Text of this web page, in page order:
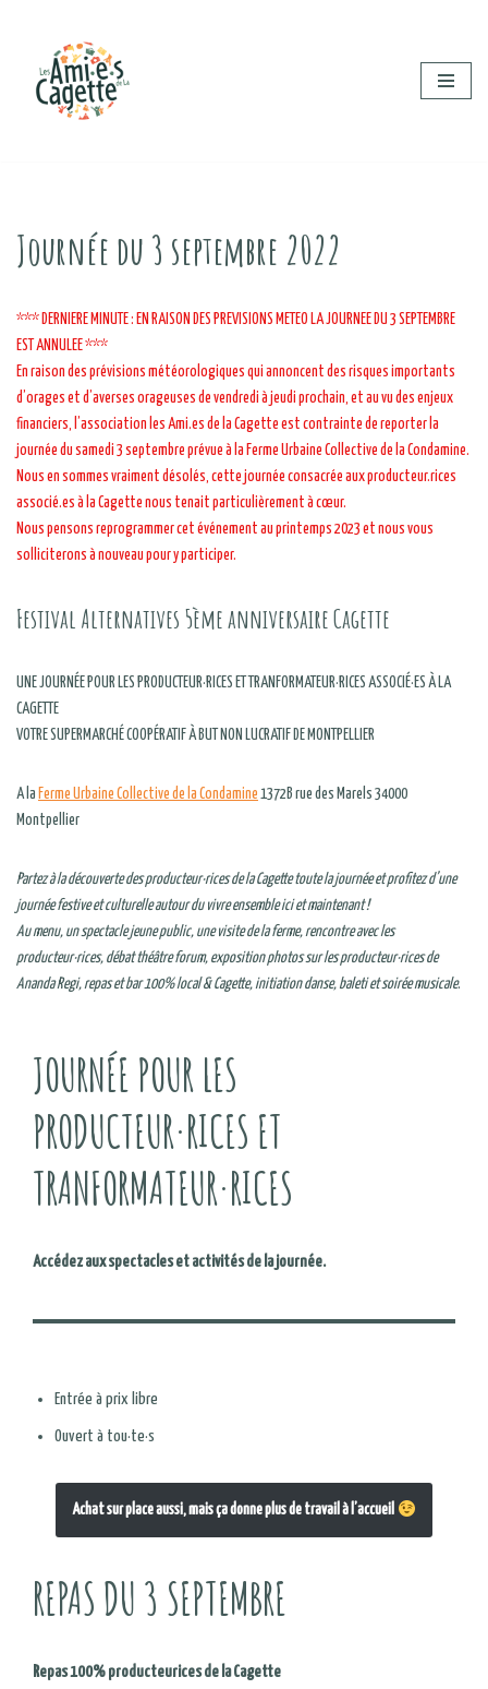
contenu
Journée du 3 septembre 2022
*** DERNIERE MINUTE : EN RAISON DES PREVISIONS METEO LA JOURNEE DU 3 SEPTEMBRE
EST ANNULEE ***
En raison des prévisions météorologiques qui annoncent des risques importants
d’orages et d’averses orageuses de vendredi à jeudi prochain, et au vu des enjeux
financiers, l’association les Ami.es de la Cagette est contrainte de reporter la
journée du samedi 3 septembre prévue à la Ferme Urbaine Collective de la Condamine.
Nous en sommes vraiment désolés, cette journée consacrée aux producteur.rices
associé.es à la Cagette nous tenait particulièrement à cœur.
Nous pensons reprogrammer cet événement au printemps 2023 et nous vous
solliciterons à nouveau pour y participer.
Festival Alternatives 5ème anniversaire Cagette
UNE JOURNÉE POUR LES PRODUCTEUR·RICES ET TRANFORMATEUR·RICES ASSOCIÉ·ES À LA
CAGETTE
VOTRE SUPERMARCHÉ COOPÉRATIF À BUT NON LUCRATIF DE MONTPELLIER
A la Ferme Urbaine Collective de la Condamine 1372B rue des Marels 34000
Montpellier
Partez à la découverte des producteur·rices de la Cagette toute la journée et profitez d’une
journée festive et culturelle autour du vivre ensemble ici et maintenant !
Au menu, un spectacle jeune public, une visite de la ferme, rencontre avec les
producteur·rices, débat théâtre forum, exposition photos sur les producteur·rices de
Ananda Regi, repas et bar 100% local & Cagette, initiation danse, baleti et soirée musicale.
JOURNÉE POUR LES
PRODUCTEUR·RICES ET
TRANFORMATEUR·RICES
Accédez aux spectacles et activités de la journée.
Entrée à prix libre
Ouvert à tou·te·s
Achat sur place aussi, mais ça donne plus de travail à l’accueil
REPAS DU 3 SEPTEMBRE
Repas 100% producteurices de la Cagette